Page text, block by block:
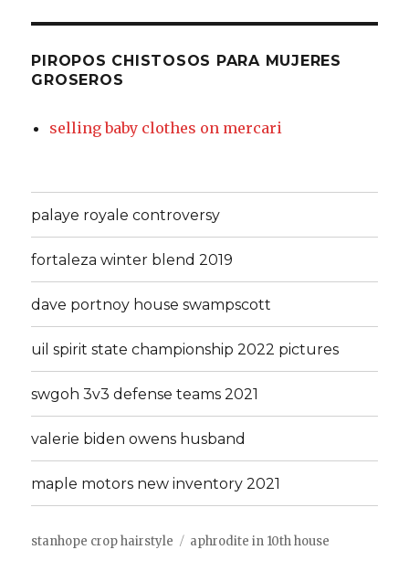
PIROPOS CHISTOSOS PARA MUJERES
GROSEROS
selling baby clothes on mercari
palaye royale controversy
fortaleza winter blend 2019
dave portnoy house swampscott
uil spirit state championship 2022 pictures
swgoh 3v3 defense teams 2021
valerie biden owens husband
maple motors new inventory 2021
stanhope crop hairstyle aphrodite in 10th house